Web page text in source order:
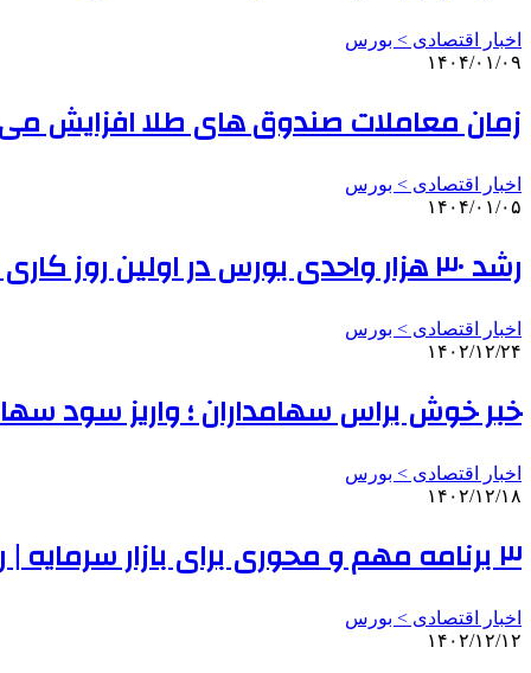
اخبار اقتصادی > بورس
۱۴۰۴/۰۱/۰۹
زمان معاملات صندوق های طلا افزایش می
اخبار اقتصادی > بورس
۱۴۰۴/۰۱/۰۵
رشد ۳۰ هزار واحدی بورس در اولین روز کاری ۱۴۰۴
اخبار اقتصادی > بورس
۱۴۰۲/۱۲/۲۴
خبر خوش براس سهامداران ؛ واریز سود
اخبار اقتصادی > بورس
۱۴۰۲/۱۲/۱۸
۳ برنامه مهم و محوری برای بازار سرمایه | رئیس سازمان بورس: بازار سرمایه همچنان زنده است و پیش می رود؛ آن را سیاسی نکنید
اخبار اقتصادی > بورس
۱۴۰۲/۱۲/۱۲